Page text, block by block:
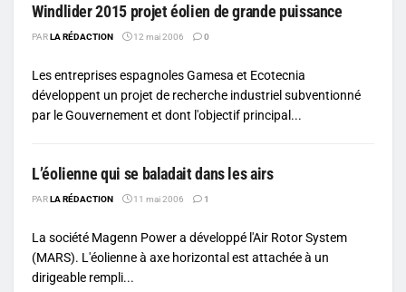
Windlider 2015 projet éolien de grande puissance
PARLA RÉDACTION 12 mai 2006 0
Les entreprises espagnoles Gamesa et Ecotecnia
développent un projet de recherche industriel subventionné
par le Gouvernement et dont l'objectif principal...
L’éolienne qui se baladait dans les airs
PARLA RÉDACTION 11 mai 2006 1
La société Magenn Power a développé l'Air Rotor System
(MARS). L'éolienne à axe horizontal est attachée à un
dirigeable rempli...